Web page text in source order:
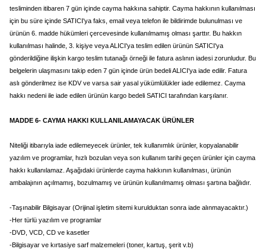
tesliminden itibaren 7 gün içinde cayma hakkına sahiptir. Cayma hakkının kullanılması
için bu süre içinde SATICI'ya faks, email veya telefon ile bildirimde bulunulması ve
ürünün 6. madde hükümleri çercevesinde kullanılmamış olması şarttır. Bu hakkın
kullanılması halinde, 3. kişiye veya ALICI'ya teslim edilen ürünün SATICI'ya
gönderildiğine ilişkin kargo teslim tutanağı örneği ile fatura aslının iadesi zorunludur. Bu
belgelerin ulaşmasını takip eden 7 gün içinde ürün bedeli ALICI'ya iade edilir. Fatura
aslı gönderilmez ise KDV ve varsa sair yasal yükümlülükler iade edilemez. Cayma
hakkı nedeni ile iade edilen ürünün kargo bedeli SATICI tarafından karşılanır.
MADDE 6- CAYMA HAKKI KULLANILAMAYACAK ÜRÜNLER
Niteliği itibarıyla iade edilemeyecek ürünler, tek kullanımlık ürünler, kopyalanabilir
yazılım ve programlar, hızlı bozulan veya son kullanım tarihi geçen ürünler için cayma
hakkı kullanılamaz. Aşağıdaki ürünlerde cayma hakkının kullanılması, ürünün
ambalajının açılmamış, bozulmamış ve ürünün kullanılmamış olması şartına bağlıdır.
-Taşınabilir Bilgisayar (Orijinal işletim sitemi kurulduktan sonra iade alınmayacaktır.)
-Her türlü yazılım ve programlar
-DVD, VCD, CD ve kasetler
-Bilgisayar ve kırtasiye sarf malzemeleri (toner, kartuş, şerit v.b)